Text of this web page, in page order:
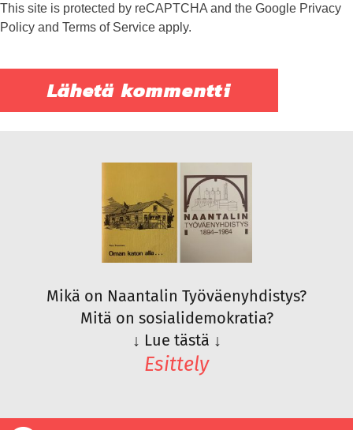
This site is protected by reCAPTCHA and the Google Privacy
Policy and Terms of Service apply.
Mikä on Naantalin Työväenyhdistys?
Mitä on sosialidemokratia?
↓ Lue tästä ↓
Esittely